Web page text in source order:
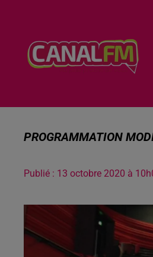
PROGRAMMATION
Publié : 13 octobre 2020 à